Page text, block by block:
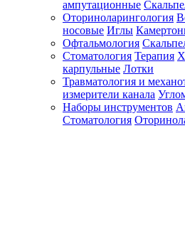
ампутационные
Оториноларингология
носовые Иглы
Офтальмология
Стоматология Терапия
карпульные Лотки
Травматология и
измерители канала
Наборы инструментов
Стоматология